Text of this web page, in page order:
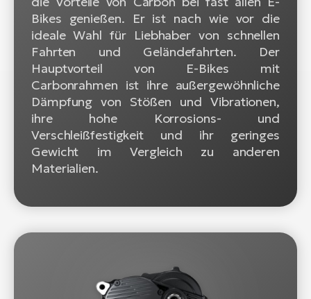
Bikes genießen. Er ist nach wie vor die
ideale Wahl für Liebhaber von schnellen
Fahrten und Geländefahrten. Der
Hauptvorteil von E-Bikes mit
Carbonrahmen ist ihre außergewöhnliche
Dämpfung von Stößen und Vibrationen,
ihre hohe Korrosions- und
Verschleißfestigkeit und ihr geringes
Gewicht im Vergleich zu anderen
Materialien.